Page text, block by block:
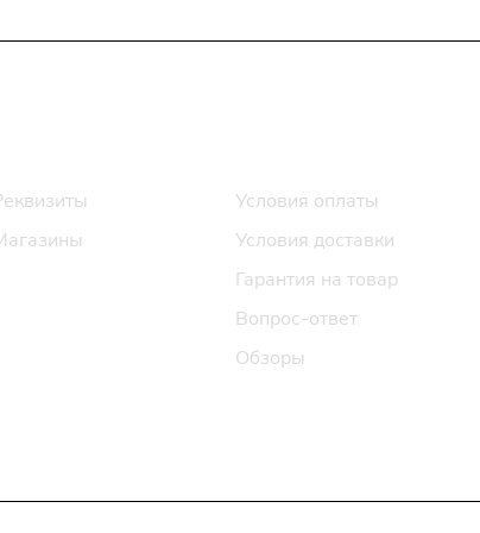
Условия оплаты
Условия доставки
Гарантия на товар
Вопрос-ответ
Обзоры